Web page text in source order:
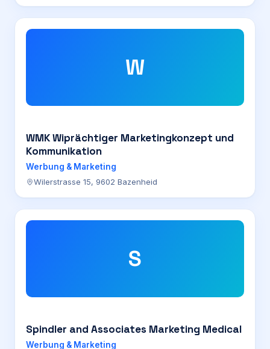
W
WMK Wiprächtiger Marketingkonzept und
Kommunikation
Werbung & Marketing
Wilerstrasse 15, 9602 Bazenheid
S
Spindler and Associates Marketing Medical
Werbung & Marketing